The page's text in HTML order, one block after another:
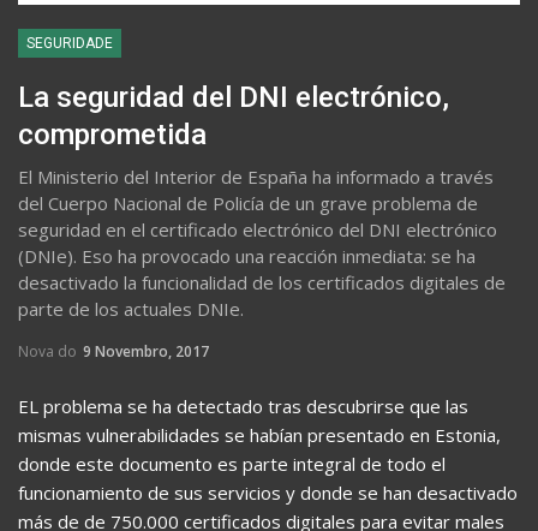
SEGURIDADE
La seguridad del DNI electrónico,
comprometida
El Ministerio del Interior de España ha informado a través
del Cuerpo Nacional de Policía de un grave problema de
seguridad en el certificado electrónico del DNI electrónico
(DNIe). Eso ha provocado una reacción inmediata: se ha
desactivado la funcionalidad de los certificados digitales de
parte de los actuales DNIe.
Nova do 9 Novembro, 2017
EL problema se ha detectado tras descubrirse que las
mismas vulnerabilidades se habían presentado en Estonia,
donde este documento es parte integral de todo el
funcionamiento de sus servicios y donde se han desactivado
más de de 750.000 certificados digitales para evitar males